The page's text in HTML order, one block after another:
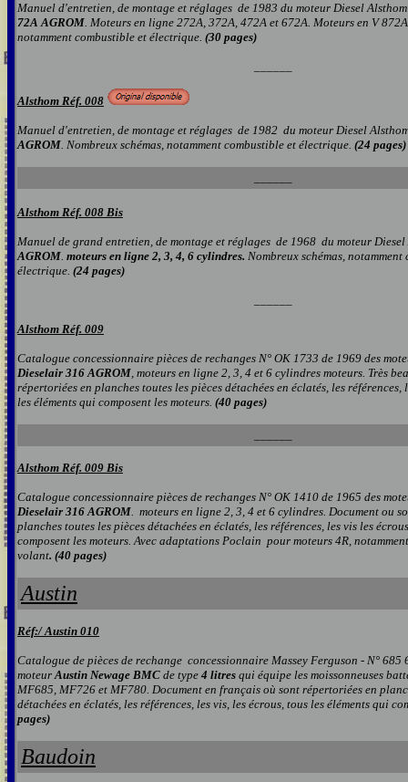
Manuel d'entretien, de montage et réglages de 1983 du moteur Diesel
72A AGROM. Moteurs en ligne 272A, 372A, 472A et 672A. Moteurs en V
notamment combustible et électrique. (30 pages)
Alsthom Réf. 008
Manuel d'entretien, de montage et réglages de 1982 du moteur Diesel
AGROM. Nombreux schémas, notamment combustible et électrique. (24 pages)
Alsthom Réf. 008 Bis
Manuel de grand entretien, de montage et réglages de 1968 du moteur
AGROM. moteurs en ligne 2, 3, 4, 6 cylindres. Nombreux schémas, notamment
électrique. (24 pages)
Alsthom Réf. 009
Catalogue concessionnaire pièces de rechanges N° OK 1733 de 1969 des
Dieselair 316 AGROM, moteurs en ligne 2, 3, 4 et 6 cylindres moteurs. Très
répertoriées en planches toutes les pièces détachées en éclatés, les références,
les éléments qui composent les moteurs. (40 pages)
Alsthom Réf. 009 Bis
Catalogue concessionnaire pièces de rechanges N° OK 1410 de 1965 des
Dieselair 316 AGROM. moteurs en ligne 2, 3, 4 et 6 cylindres. Document ou
planches toutes les pièces détachées en éclatés, les références, les vis les
composent les moteurs.Avec adaptations Poclain pour moteurs 4R,
volant. (40 pages)
Austin
Réf:/Austin 010
Catalogue de pièces de rechange concessionnaire Massey Ferguson - N° 685
moteurAustin Newage BMC de type 4 litres qui équipe les moissonneuses
MF685, MF726 et MF780. Document en français où sont répertoriées en
détachées en éclatés, les références, les vis, les écrous, tous les éléments qui
pages)
Baudoin